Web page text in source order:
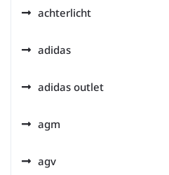
achterlicht
adidas
adidas outlet
agm
agv